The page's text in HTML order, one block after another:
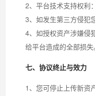
2、平台技术支持权利
3、如发生第三方侵犯
4、如授权资产涉嫌侵
给平台造成的全部损
七、协议终止与效力
1、您可停止上传新资